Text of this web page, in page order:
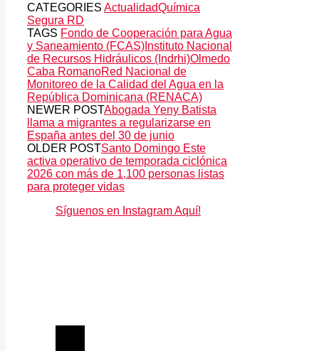
CATEGORIES ActualidadQuímica
Segura RD
TAGS Fondo de Cooperación para Agua
y Saneamiento (FCAS) Instituto Nacional
de Recursos Hidráulicos (Indrhi)Olmedo
Caba RomanoRed Nacional de
Monitoreo de la Calidad del Agua en la
República Dominicana (RENACA)
NEWER POSTAbogada Yeny Batista
llama a migrantes a regularizarse en
España antes del 30 de junio
OLDER POSTSanto Domingo Este
activa operativo de temporada ciclónica
2026 con más de 1,100 personas listas
para proteger vidas
Síguenos en Instagram Aquí!